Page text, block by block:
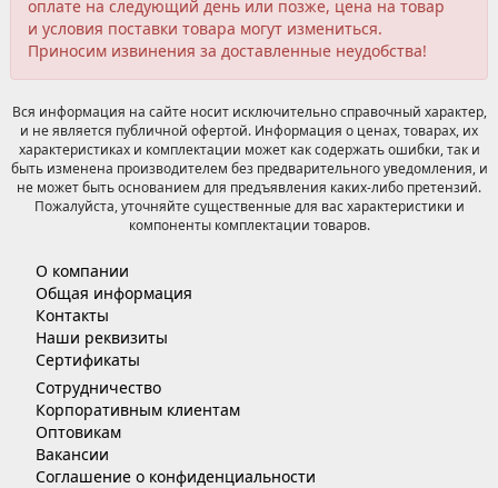
оплате на следующий день или позже, цена на товар
и условия поставки товара могут измениться.
Приносим извинения за доставленные неудобства!
Вся информация на сайте носит исключительно справочный характер,
и не является публичной офертой. Информация о ценах, товарах, их
характеристиках и комплектации может как содержать ошибки, так и
быть изменена производителем без предварительного уведомления, и
не может быть основанием для предъявления каких-либо претензий.
Пожалуйста, уточняйте существенные для вас характеристики и
компоненты комплектации товаров.
О компании
Общая информация
Контакты
Наши реквизиты
Сертификаты
Сотрудничество
Корпоративным клиентам
Оптовикам
Вакансии
Соглашение о конфиденциальности